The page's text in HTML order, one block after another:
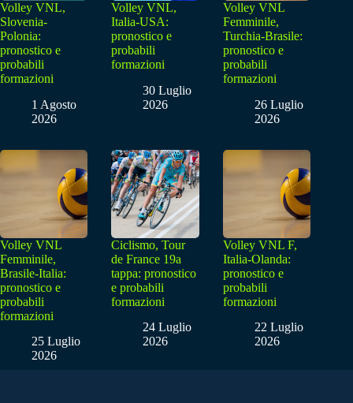
Volley VNL,
Slovenia-
Polonia:
pronostico e
probabili
formazioni
1 Agosto
2026
Volley VNL,
Italia-USA:
pronostico e
probabili
formazioni
30 Luglio
2026
Volley VNL
Femminile,
Turchia-Brasile:
pronostico e
probabili
formazioni
26 Luglio
2026
Volley VNL
Femminile,
Brasile-Italia:
pronostico e
probabili
formazioni
25 Luglio
2026
Ciclismo, Tour
de France 19a
tappa: pronostico
e probabili
formazioni
24 Luglio
2026
Volley VNL F,
Italia-Olanda:
pronostico e
probabili
formazioni
22 Luglio
2026